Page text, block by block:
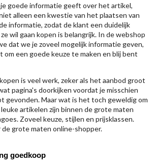
goede informatie geeft over het artikel,
alleen een kwestie van het plaatsen van
informatie, zodat de klant een duidelijk
wil gaan kopen is belangrijk. In de webshop
dat we je zoveel mogelijk informatie geven,
om een goede keuze te maken en blij bent
is veel werk, zeker als het aanbod groot
pagina's doorkijken voordat je misschien
gevonden. Maar wat is het toch geweldig om
artikelen zijn binnen de grote maten
Zoveel keuze, stijlen en prijsklassen.
grote maten online-shopper.
goedkoop